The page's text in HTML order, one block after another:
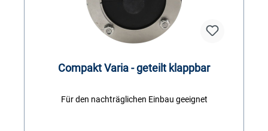
Compakt Varia - geteilt klappbar
Für den nachträglichen Einbau geeignet